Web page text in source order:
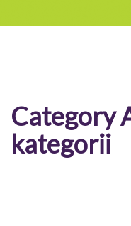
Category
kategorii